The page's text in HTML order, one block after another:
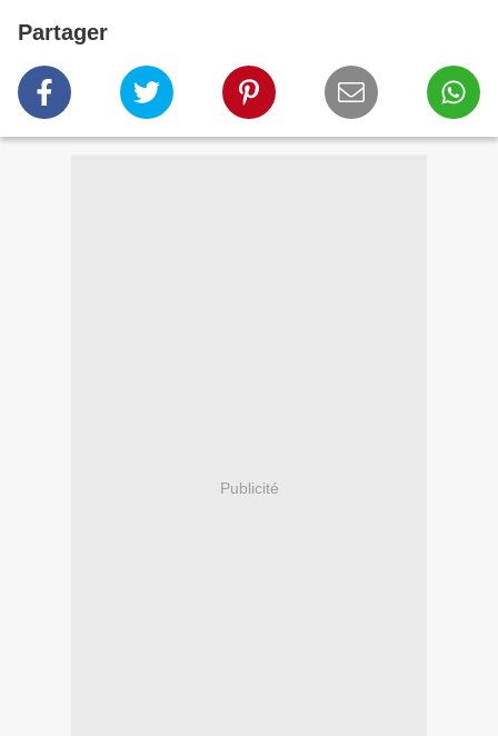
Partager
Publicité